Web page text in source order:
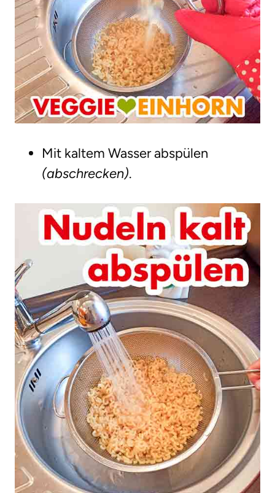
Mit kaltem Wasser abspülen
(abschrecken).